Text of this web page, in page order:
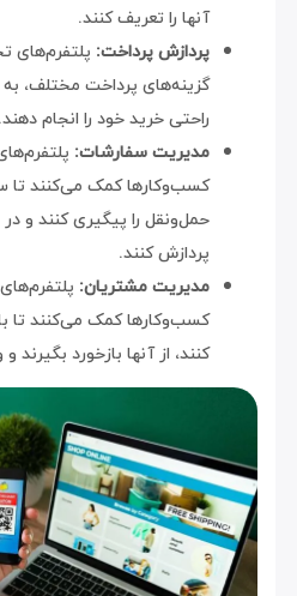
آنها را تعریف کنند.
پردازش پرداخت: پلتفرم‌های
گزینه‌های پرداخت مختلف،
راحتی خرید خود را انجام دهند.
مدیریت سفارشات:
کسب‌وکارها کمک می‌کنند تا
حمل‌ونقل را پیگیری کنند و
پردازش کنند.
مدیریت مشتریان:
کسب‌وکارها کمک می‌کنند تا با
کنند، از آنها بازخورد بگیرند